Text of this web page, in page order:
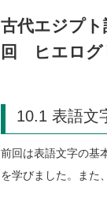
古代エジプ
回 ヒエログ
10.1 表語文
前回は表語文字の基
を学びました。また